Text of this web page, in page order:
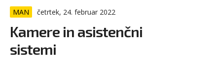
MAN četrtek, 24. februar 2022
Kamere in asistenčni
sistemi